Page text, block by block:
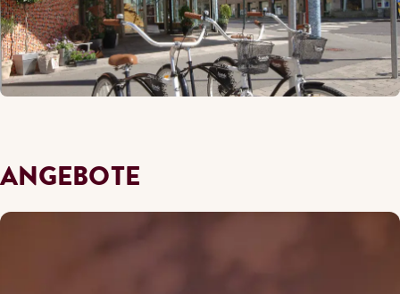
ANGEBOTE